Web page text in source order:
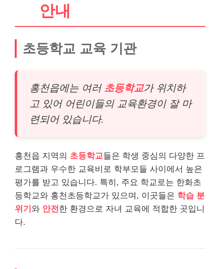
안내
초등학교 교육 기관
홍천읍에는 여러 초등학교가 위치하
고 있어 어린이들의 교육환경이 잘 마
련되어 있습니다.
홍천읍 지역의 초등학교들은 학생 중심의 다양한 프
로그램과 우수한 교육비로 학부모들 사이에서 높은
평가를 받고 있습니다. 특히, 주요 학교로는 한화초
등학교와 홍천초등학교가 있으며, 이곳들은 학습 분
위기 와 안전 한 환경으로 자녀 교육에 적합한 곳입니
다.